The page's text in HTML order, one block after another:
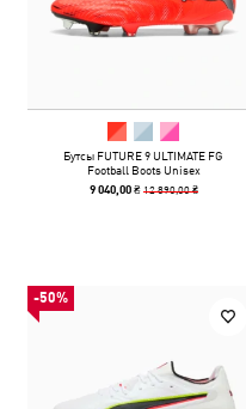
Бутсы FUTURE 9 ULTIMATE FG
Football Boots Unisex
9 040,00 ₴ 12 890,00 ₴
-50%